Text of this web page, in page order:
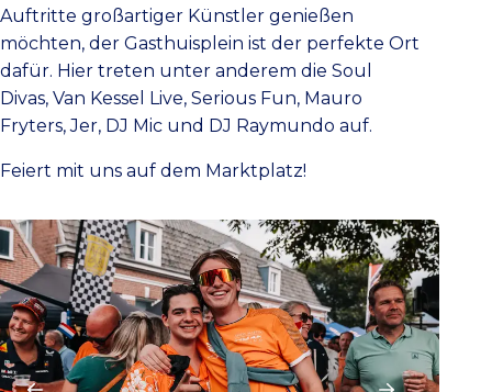
Auftritte großartiger Künstler genießen
möchten, der Gasthuisplein ist der perfekte Ort
dafür. Hier treten unter anderem die Soul
Divas, Van Kessel Live, Serious Fun, Mauro
Fryters, Jer, DJ Mic und DJ Raymundo auf.
Feiert mit uns auf dem Marktplatz!